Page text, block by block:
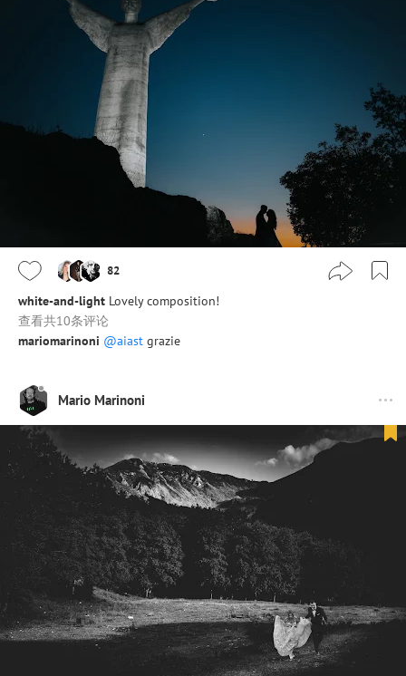
82
white-and-light Lovely composition!
查看共10条评论
mariomarinoni @aiast grazie
Mario Marinoni